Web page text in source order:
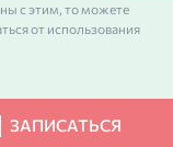
PolicyandTerms
с этим, то можете
от использования
ЗАПИСАТЬСЯ